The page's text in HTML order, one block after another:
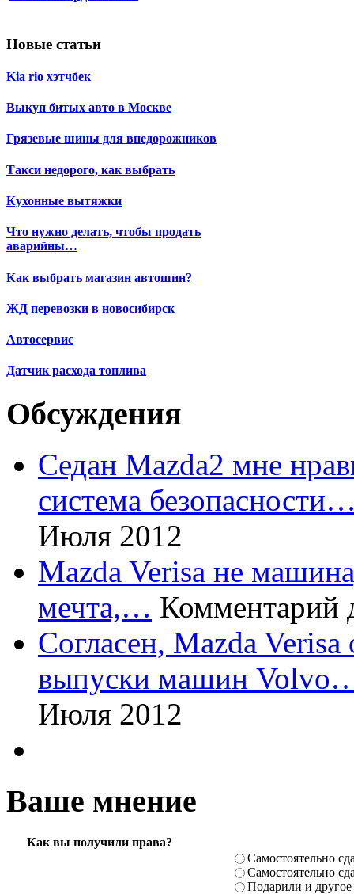
Новые статьи
Kia rio хэтчбек
Выкуп битых авто в Москве
Грязевые шины для внедорожников
Такси недорого, как выбрать
Кухонные вытяжки
Что нужно делать, чтобы продать
аварийны…
Как выбрать магазин автошин?
ЖД перевозки в новосибирск
Автосервис
Датчик расхода топлива
Обсуждения
Седан Mazda2 мне
система
Июля 2012
Mazda Verisa не
мечта,… Комментарий
Согласен, Mazda
выпуски машин
Июля 2012
Ваше мнение
Как вы получили права?
Самостоя­тельно
Самостоя­тельно
Подарили­ и другое